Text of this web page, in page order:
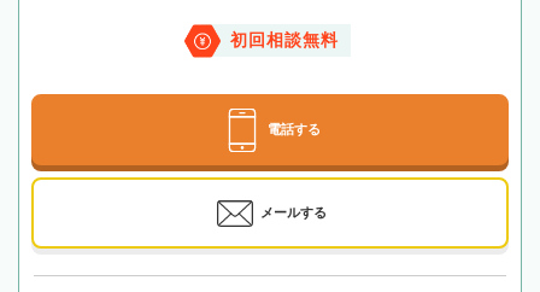
初回相談無料
電話する
メールする